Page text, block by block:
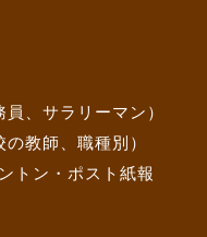
、サラリーマン）
教師、職種別）
トン・ポスト紙報